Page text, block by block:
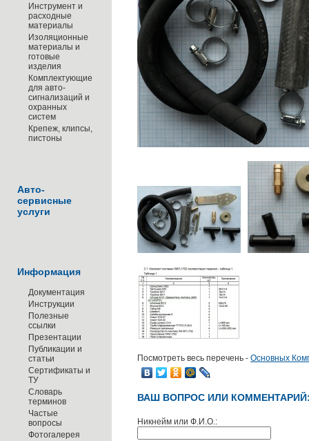
Инструмент и
расходные
материалы
Изоляционные
материалы и
готовые
изделия
Комплектующие
для авто-
сигнализаций и
охранных
систем
Крепеж, клипсы,
пистоны
Авто-
сервисные
услуги
Информация
Документация
Инструкции
Полезные
ссылки
Презентации
Публикации и
статьи
Сертификаты и
ТУ
Словарь
терминов
Частые
вопросы
Фотогалерея
Посмотреть весь перечень - Основных
ВАШ ВОПРОС ИЛИ
Никнейм или Ф.И.О.: